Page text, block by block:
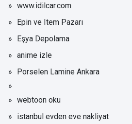
www.idilcar.com
Epin ve Item Pazarı
Eşya Depolama
anime izle
Porselen Lamine Ankara
webtoon oku
istanbul evden eve nakliyat